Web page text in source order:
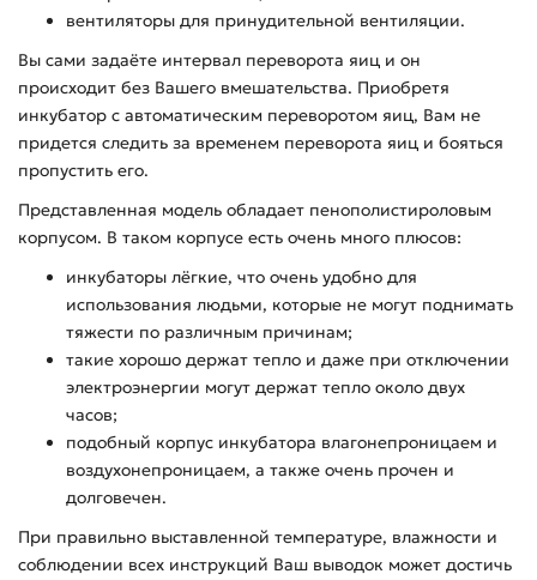
вентиляторы для принудительной вентиляции.
Вы сами задаёте интервал переворота яиц и он
происходит без Вашего вмешательства. Приобретя
инкубатор с автоматическим переворотом яиц, Вам не
придется следить за временем переворота яиц и бояться
пропустить его.
Представленная модель обладает пенополистироловым
корпусом. В таком корпусе есть очень много плюсов:
инкубаторы лёгкие, что очень удобно для
использования людьми, которые не могут поднимать
тяжести по различным причинам;
такие хорошо держат тепло и даже при отключении
электроэнергии могут держат тепло около двух
часов;
подобный корпус инкубатора влагонепроницаем и
воздухонепроницаем, а также очень прочен и
долговечен.
При правильно выставленной температуре, влажности и
соблюдении всех инструкций Ваш выводок может достичь